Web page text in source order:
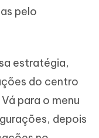
pelo
estratégia,
do centro
para o menu
depois